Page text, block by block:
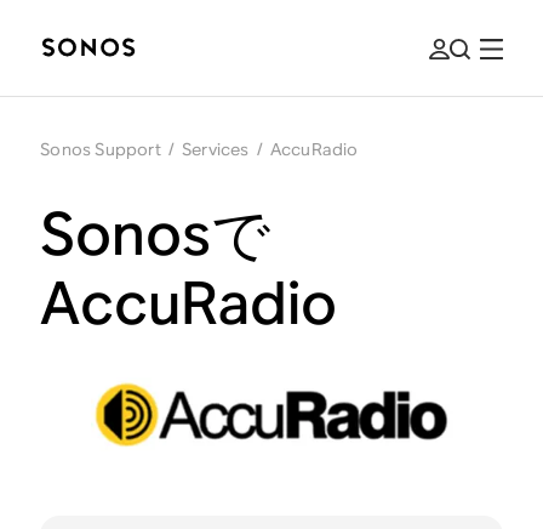
Sonos Support / Services / AccuRadio
Sonosで
AccuRadio